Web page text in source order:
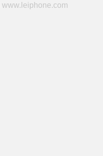
www.leiphone.com